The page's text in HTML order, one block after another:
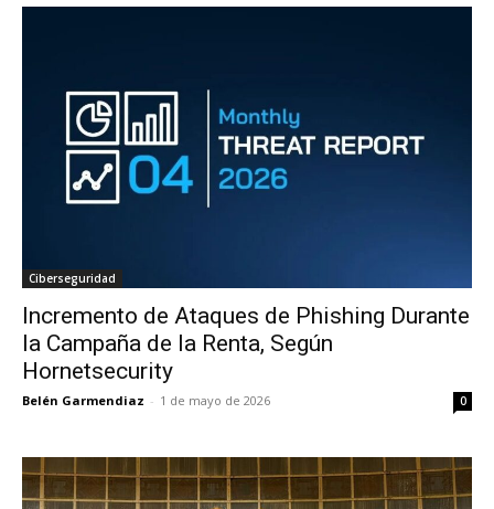
Ciberseguridad
Incremento de Ataques de Phishing Durante
la Campaña de la Renta, Según
Hornetsecurity
Belén Garmendiaz - 1 de mayo de 2026 0